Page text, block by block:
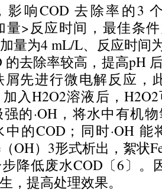
影响COD去除率的3
量>反应时间， 最佳条
量为4 mL/L、反应时间
的去除率较高，提高pH
先进行微电解反应，
加入H2O2溶液后， H2O2
的·OH，将水中有机
中的COD ；同时·OH 能
（OH） 3形式析出，絮状
降低废水COD 〔6〕。
，提高处理效果。